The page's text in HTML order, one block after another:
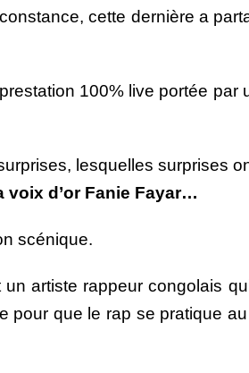
cette dernière a
100% live portée
lesquelles surprises
voix d’or Fanie Fayar…
scénique.
un artiste rappeur congolais
que le rap se pratique